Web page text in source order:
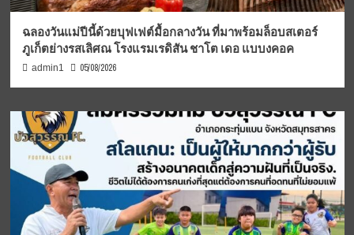
ฉลองวันแม่ปีนี้ด้วยบุฟเฟต์มื้อกลางวัน ที่มาพร้อมล็อบสเตอร์
ภูเก็ตย่างรสเลิศณ โรงแรมเรดิสัน ชาโต เดอ แบบงคอค
admin1 05/08/2026